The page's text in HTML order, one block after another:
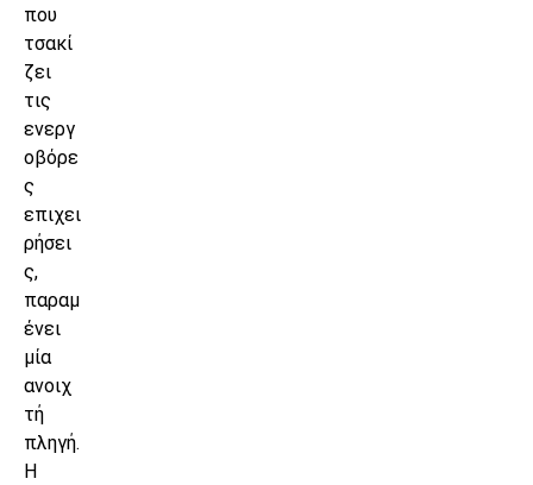
που
τσακί
ζει
τις
ενεργ
οβόρε
ς
επιχει
ρήσει
ς,
παραμ
ένει
μία
ανοιχ
τή
πληγή.
Η